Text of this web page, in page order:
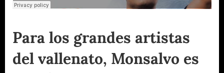
Para los grandes artistas
del vallenato, Monsalvo es